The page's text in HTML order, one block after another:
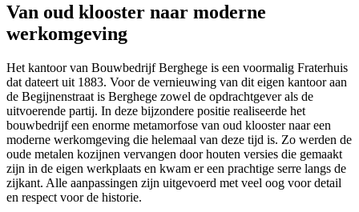
Van oud klooster naar moderne
werkomgeving
Het kantoor van Bouwbedrijf Berghege is een voormalig Fraterhuis
dat dateert uit 1883. Voor de vernieuwing van dit eigen kantoor aan
de Begijnenstraat is Berghege zowel de opdrachtgever als de
uitvoerende partij. In deze bijzondere positie realiseerde het
bouwbedrijf een enorme metamorfose van oud klooster naar een
moderne werkomgeving die helemaal van deze tijd is. Zo werden de
oude metalen kozijnen vervangen door houten versies die gemaakt
zijn in de eigen werkplaats en kwam er een prachtige serre langs de
zijkant. Alle aanpassingen zijn uitgevoerd met veel oog voor detail
en respect voor de historie.